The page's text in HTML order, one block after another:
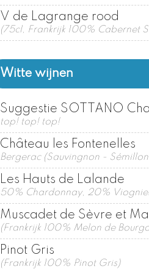
V de Lagrange rood
(75cl, Frankrijk 100% Cabernet
Witte wijnen
Suggestie SOTTANO
top! top! top!
Château les Fontenelles
Bergerac (Sauvingnon -
Les Hauts de Lalande
50% Chardonnay, 20%
Muscadet de Sèvre et
(Frankrijk 100% Melon de
Pinot Gris
(Frankrijk 100% Pinot Gris)